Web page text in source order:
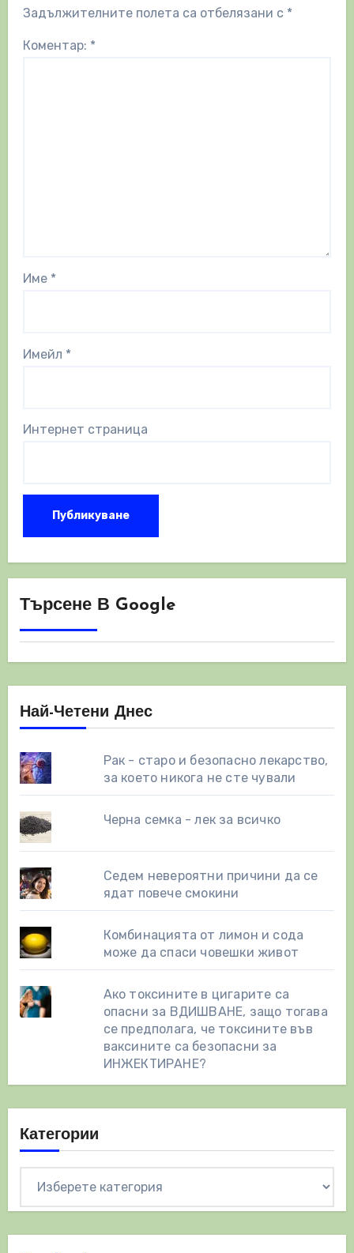
Задължителните полета са отбелязани с *
Коментар: *
Име *
Имейл *
Интернет страница
Търсене В Google
Най-Четени Днес
Рак - старо и безопасно лекарство,
за което никога не сте чували
Черна семка - лек за всичко
Седем невероятни причини да се
ядат повече смокини
Комбинацията от лимон и сода
може да спаси човешки живот
Ако токсините в цигарите са
опасни за ВДИШВАНЕ, защо тогава
се предполага, че токсините във
ваксините са безопасни за
ИНЖЕКТИРАНЕ?
Категории